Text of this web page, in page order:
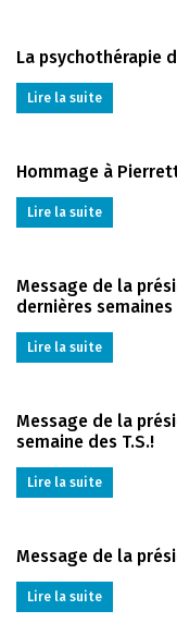
La psychothérapie
Lire la suite
Hommage à
Lire la suite
Message de la
dernières semaines
Lire la suite
Message de la
semaine des T.S.!
Lire la suite
Message de la
Lire la suite